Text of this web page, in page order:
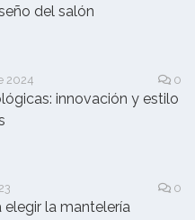
del salón
2024 0
innovación y estilo
0
elegir la mantelería